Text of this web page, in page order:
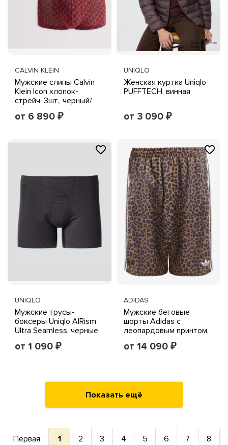
CALVIN KLEIN
Мужские слипы Calvin
Klein Icon хлопок-
стрейч, 3шт., черный/
красный/принт
от 6 890 ₽
UNIQLO
Женская куртка Uniqlo
PUFFTECH, винная
от 3 090 ₽
UNIQLO
Мужские трусы-
боксеры Uniqlo AIRism
Ultra Seamless, черные
от 1 090 ₽
ADIDAS
Мужские беговые
шорты Adidas с
леопардовым принтом,
от 14 090 ₽
Показать ещё
Первая 1 2 3 4 5 6 7 8